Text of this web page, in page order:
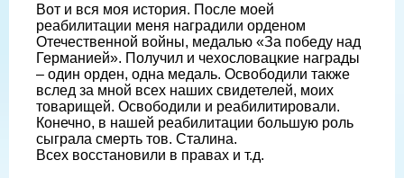
Вот и вся моя история. После моей
реабилитации меня наградили орденом
Отечественной войны, медалью «За победу над
Германией». Получил и чехословацкие награды
– один орден, одна медаль. Освободили также
вслед за мной всех наших свидетелей, моих
товарищей. Освободили и реабилитировали.
Конечно, в нашей реабилитации большую роль
сыграла смерть тов. Сталина.
Всех восстановили в правах и т.д.